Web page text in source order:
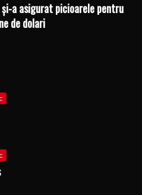
a asigurat picioarele pentru
de dolari